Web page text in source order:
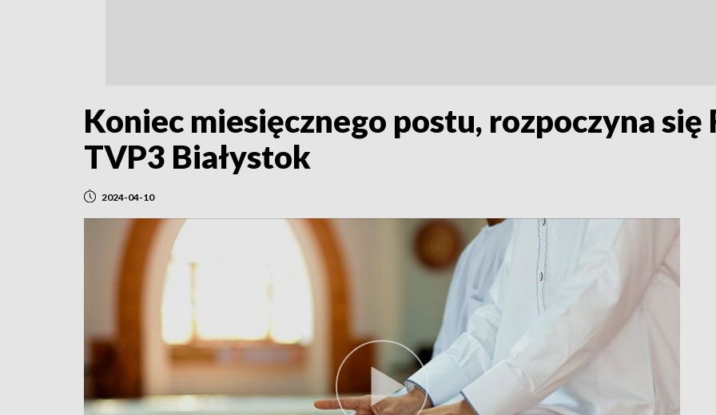
Koniec miesięcznego postu, rozpoczyna się
TVP3 Białystok
2024-04-10